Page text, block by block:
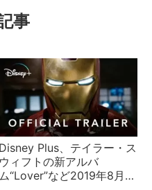
事
Disney Plus、テイラー・ス
ウィフトの新アルバ
ム“Lover”など2019年8月